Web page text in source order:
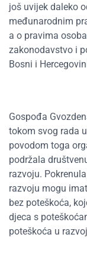
još uvijek daleko
međunarodnim
a o pravima
zakonodavstvo i
Bosni i
Gospođa
tokom svog rada
povodom toga
podržala
razvoju.
razvoju mogu
bez poteškoća,
djeca s
poteškoća u